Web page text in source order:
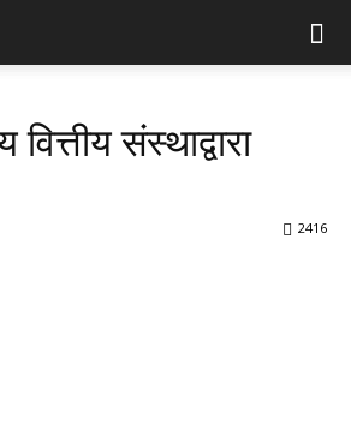
वित्तीय संस्थाद्वारा
2416